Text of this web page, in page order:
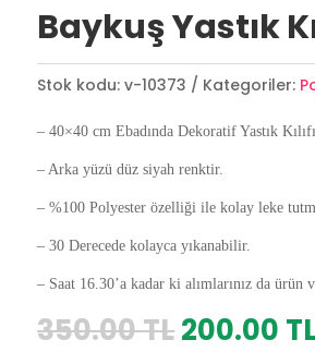
Baykuş Yastık
Stok kodu: v-10373 Kategoriler:
– 40×40 cm Ebadında Dekoratif Yastık Kılıfı
– Arka yüzü düz siyah renktir.
– %100 Polyester özelliği ile kolay leke
– 30 Derecede kolayca yıkanabilir.
– Saat 16.30’a kadar ki alımlarınız da
350.00TLOrijinal
200.00